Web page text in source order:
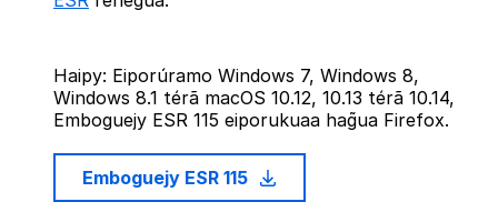
Haipy: Eiporúramo Windows 7, Windows 8,
Windows 8.1 térã macOS 10.12, 10.13 térã 10.14,
Emboguejy ESR 115 eiporukuaa hag̃ua Firefox.
Emboguejy ESR 115